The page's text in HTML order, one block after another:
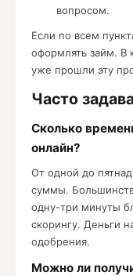
вопросом.
Если по всем
оформлять займ. В
уже прошли эту
Часто
Сколько
онлайн?
От одной до
суммы.
одну-три минуты
скорингу. Деньги
одобрения.
Можно ли